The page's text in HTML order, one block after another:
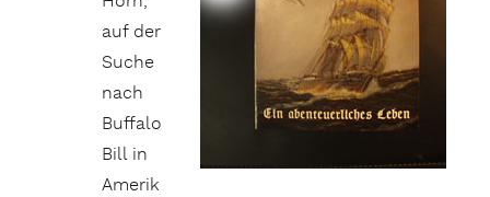
auf der
Suche
nach
Buffalo
Bill in
Amerik